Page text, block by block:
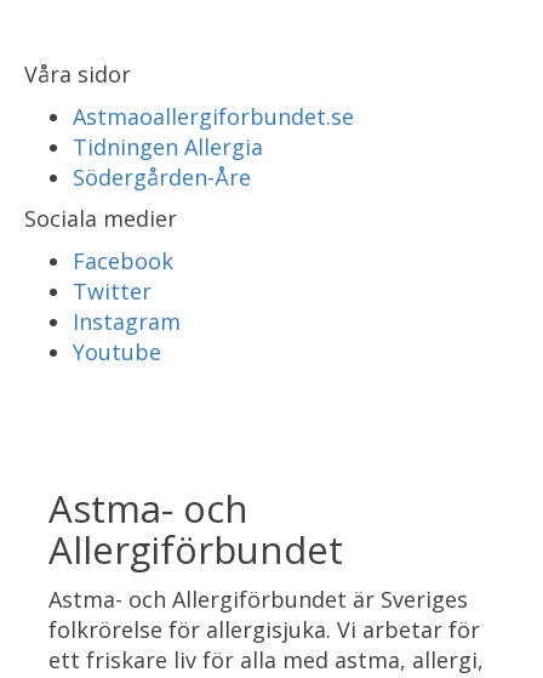
Våra sidor
Astmaoallergiforbundet.se
Tidningen Allergia
Södergården-Åre
Sociala medier
Facebook
Twitter
Instagram
Youtube
Astma- och
Allergiförbundet
Astma- och Allergiförbundet är Sveriges
folkrörelse för allergisjuka. Vi arbetar för
ett friskare liv för alla med astma, allergi,